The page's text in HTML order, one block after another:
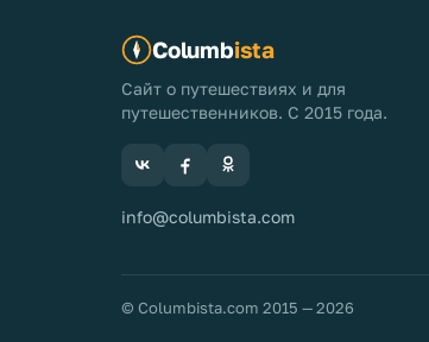
Columbista
Сайт о путешествиях и для
путешественников. С 2015 года.
info@columbista.com
© Columbista.com 2015 — 2026